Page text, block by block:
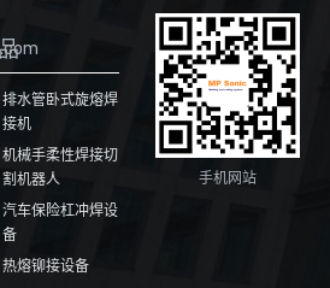
排水管卧式旋熔焊
接机
机械手柔性焊接切
割机器人
汽车保险杠冲焊设
备
热熔铆接设备
手机网站